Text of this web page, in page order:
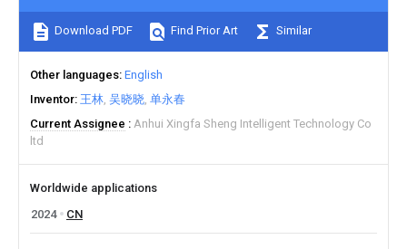
Download PDF Find Prior Art Similar
Other languages English
Inventor 王林 吴晓晓 单永春
Current Assignee
Anhui Xingfa Sheng Intelligent Technology Co
ltd
Worldwide applications
2024
CN